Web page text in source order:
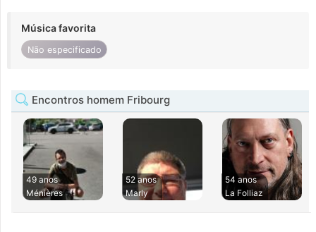
Música favorita
Não especificado
Encontros homem Fribourg
49 anos
Ménières
52 anos
Marly
54 anos
La Folliaz